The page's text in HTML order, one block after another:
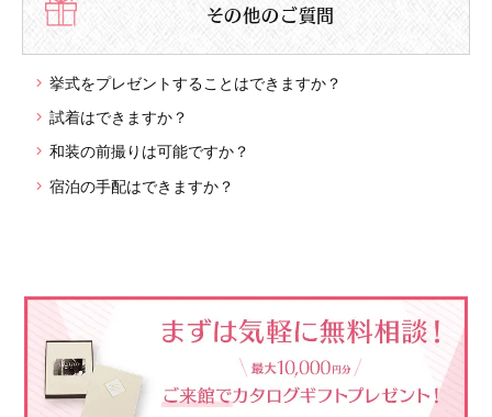
その他のご質問
挙式をプレゼントすることはできますか？
試着はできますか？
和装の前撮りは可能ですか？
宿泊の手配はできますか？